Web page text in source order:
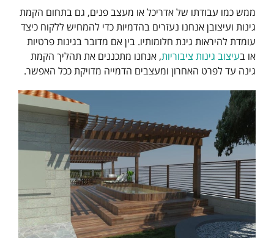
ממש כמו עבודתו של אדריכל או מעצב פנים, גם בתחום הקמת
גינות ועיצובן אנחנו נעזרים בהדמיות כדי להמחיש ללקוח כיצד
עומדת להיראות גינת חלומותיו. בין אם מדובר בגינות פרטיות
או בעיצוב גינות ציבוריות, אנחנו מתכננים את תהליך הקמת
גינה עד לפרט האחרון ומעצבים הדמייה מדויקת ככל האפשר.